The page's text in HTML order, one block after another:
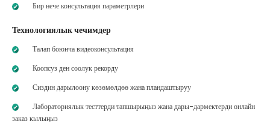
Бир нече консультация параметрлери
Технологиялык чечимдер
Талап боюнча видеоконсультация
Коопсуз ден соолук рекорду
Сиздин дарылоону көзөмөлдөө жана пландаштыруу
Лабораториялык тесттерди тапшырыңыз жана дары-дармектерди онлайн
заказ кылыңыз